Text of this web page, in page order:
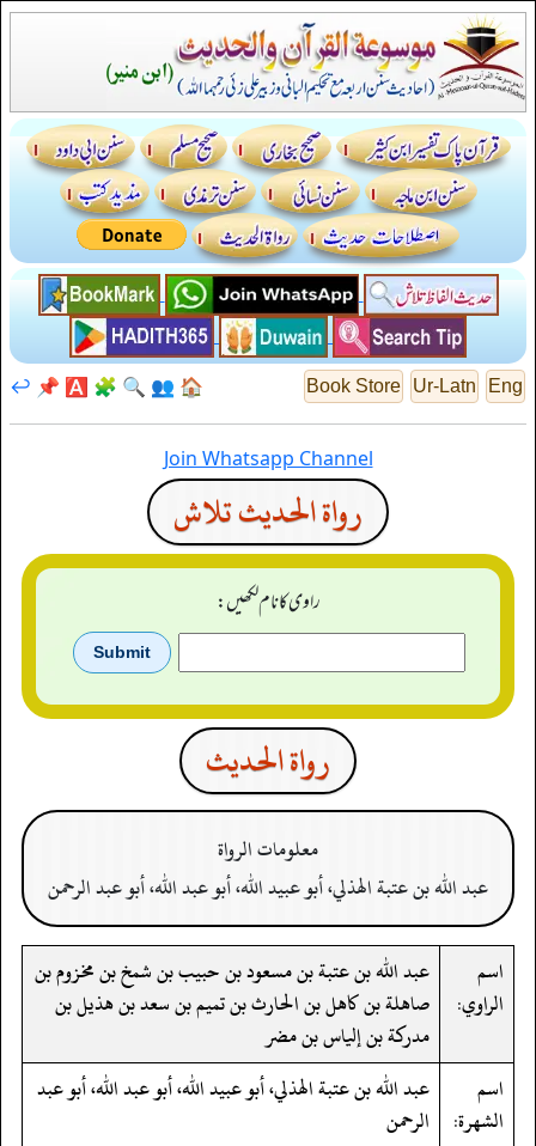
Eng
Ur-Latn
Book Store
🏠
👥
🔍
🧩
🅰️
📌
↩️
Join Whatsapp Channel
رواة الحديث تلاش
راوی کا نام لکھیں:
رواة الحدیث
معلومات الرواة
عبد الله بن عتبة الهذلي، أبو عبيد الله، أبو عبد الله، أبو عبد الرحمن
اسم
الراوي:
عبد الله بن عتبة بن مسعود بن حبيب بن شمخ بن مخزوم بن
صاهلة بن كاهل بن الحارث بن تميم بن سعد بن هذيل بن
مدركة بن إلياس بن مضر
اسم
الشهرة:
عبد الله بن عتبة الهذلي، أبو عبيد الله، أبو عبد الله، أبو عبد
الرحمن